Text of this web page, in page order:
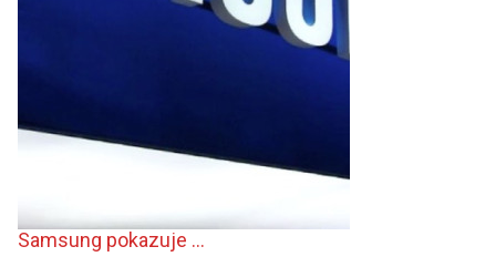
Samsung pokazuje ...